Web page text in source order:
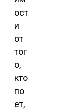
ост
и
от
тог
о,
кто
по
ет,